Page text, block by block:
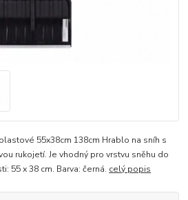
55x38cm 138cm Hrablo na sníh s
rukojetí. Je vhodný pro vrstvu sněhu do
55 x 38 cm. Barva: černá. celý popis